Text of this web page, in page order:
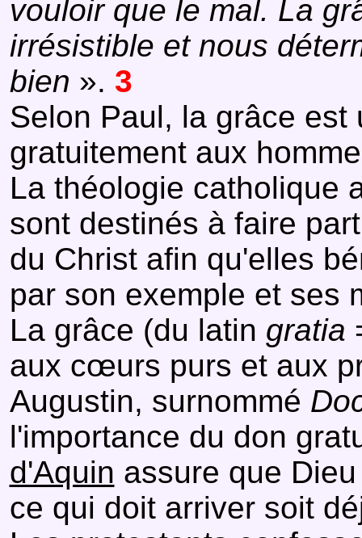
vouloir que le mal. La
irrésistible et nous
bien ». 3
Selon Paul, la grâce
gratuitement aux
La théologie catholique
sont destinés à faire
du Christ afin qu'elles
par son exemple et ses
La grâce (du latin gratia
aux cœurs purs et aux
Augustin, surnommé
l'importance du don
d'Aquin assure que
ce qui doit arriver soit